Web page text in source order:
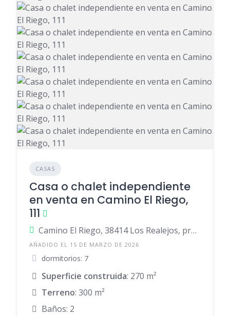
CASAS
Casa o chalet independiente
en venta en Camino El Riego,
111
Camino El Riego, 38414 Los Realejos, provincia de Santa Cruz de Tenerife, España
AÑADIDO EL 15 DE MARZO DE 2026
dormitorios: 7
Superficie construida: 270 m²
Terreno: 300 m²
Baños: 2